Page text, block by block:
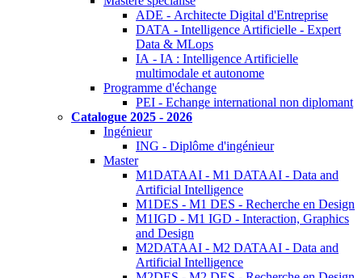
ADE - Architecte Digital d'Entreprise
DATA - Intelligence Artificielle - Expert
Data & MLops
IA - IA : Intelligence Artificielle
multimodale et autonome
Programme d'échange
PEI - Echange international non diplomant
Catalogue 2025 - 2026
Ingénieur
ING - Diplôme d'ingénieur
Master
M1DATAAI - M1 DATAAI - Data and
Artificial Intelligence
M1DES - M1 DES - Recherche en Design
M1IGD - M1 IGD - Interaction, Graphics
and Design
M2DATAAI - M2 DATAAI - Data and
Artificial Intelligence